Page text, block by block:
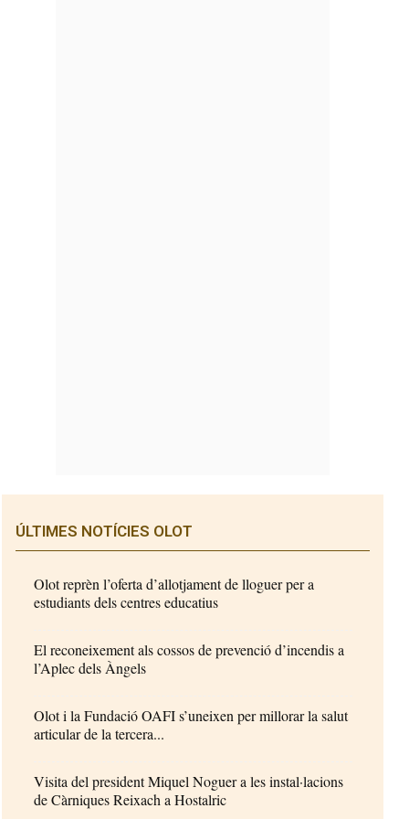
ÚLTIMES NOTÍCIES OLOT
Olot reprèn l’oferta d’allotjament de lloguer per a
estudiants dels centres educatius
El reconeixement als cossos de prevenció d’incendis a
l’Aplec dels Àngels
Olot i la Fundació OAFI s’uneixen per millorar la salut
articular de la tercera...
Visita del president Miquel Noguer a les instal·lacions
de Càrniques Reixach a Hostalric